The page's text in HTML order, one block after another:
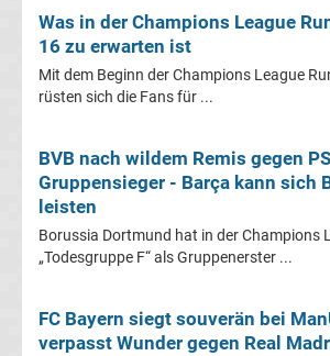
Transfergerüchte
Transfergerüchte
Deutschland
England
Was in der Champions League
16 zu erwarten ist
Mit dem Beginn der Champions League
rüsten sich die Fans für ...
BVB nach wildem Remis gegen
Gruppensieger - Barça kann sich
leisten
Borussia Dortmund hat in der Champions
„Todesgruppe F“ als Gruppenerster ...
FC Bayern siegt souverän bei
verpasst Wunder gegen Real